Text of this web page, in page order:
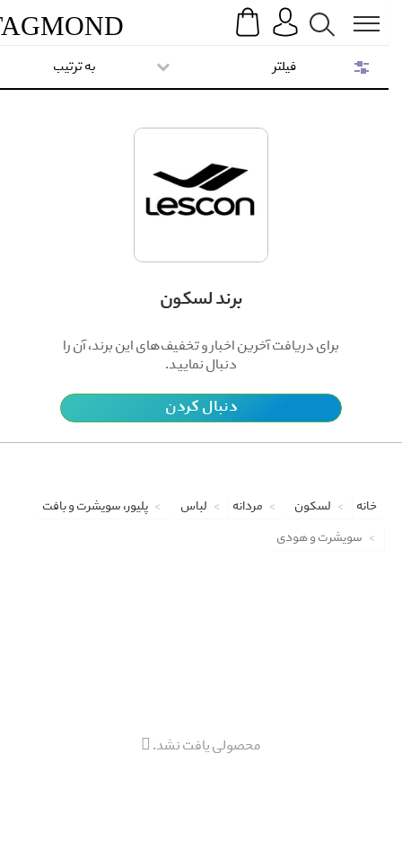
Search
TAGMOND
برند لسکون
برای دریافت آخرین اخبار و تخفیف‌های این برند، آن را
دنبال نمایید.
دنبال کردن
به ترتیب
خانه لسکون مردانه لباس
پلیور، سویشرت و بافت
سویشرت و هودی
محصولی یافت نشد.
فیلتر